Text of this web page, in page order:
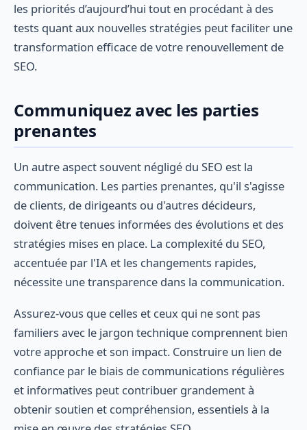
les priorités d’aujourd’hui tout en procédant à des
tests quant aux nouvelles stratégies peut faciliter une
transformation efficace de votre renouvellement de
SEO.
Communiquez avec les parties
prenantes
Un autre aspect souvent négligé du SEO est la
communication. Les parties prenantes, qu'il s'agisse
de clients, de dirigeants ou d'autres décideurs,
doivent être tenues informées des évolutions et des
stratégies mises en place. La complexité du SEO,
accentuée par l'IA et les changements rapides,
nécessite une transparence dans la communication.
Assurez-vous que celles et ceux qui ne sont pas
familiers avec le jargon technique comprennent bien
votre approche et son impact. Construire un lien de
confiance par le biais de communications régulières
et informatives peut contribuer grandement à
obtenir soutien et compréhension, essentiels à la